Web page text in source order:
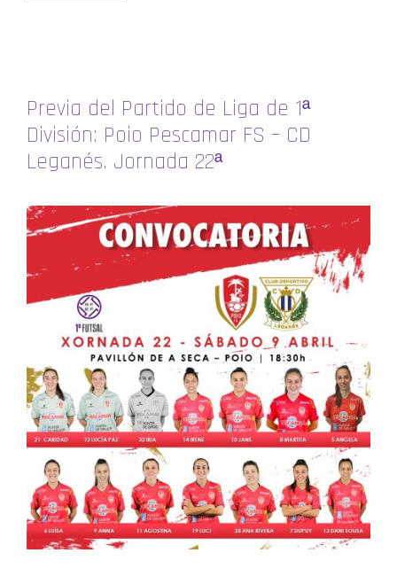
Previa del Partido de Liga de 1ª
División: Poio Pescamar FS – CD
Leganés. Jornada 22ª